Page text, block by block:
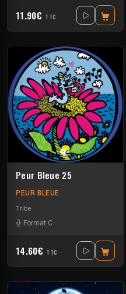
11.90€ TTC
Peur Bleue 25
PEUR BLEUE
Tribe
Format C
14.60€ TTC